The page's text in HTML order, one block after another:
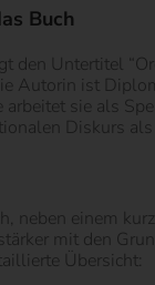
Buch
den Untertitel
Autorin ist
arbeitet sie als
Diskurs
neben einem
mit den
Übersicht: